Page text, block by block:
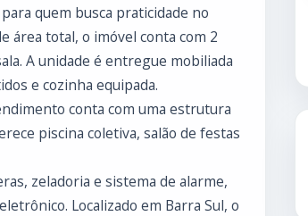
quem busca praticidade no
área total, o imóvel conta com 2
A unidade é entregue mobiliada
e cozinha equipada.
conta com uma estrutura
piscina coletiva, salão de festas
zeladoria e sistema de alarme,
Localizado em Barra Sul, o